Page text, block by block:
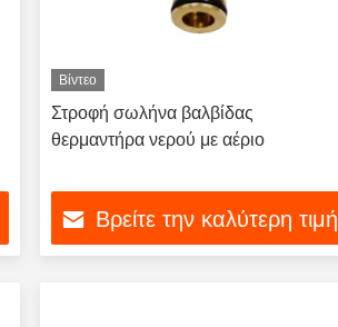
Βίντεο
Στροφή σωλήνα βαλβίδας
θερμαντήρα νερού με αέριο
Βρείτε την καλύτερη τιμή